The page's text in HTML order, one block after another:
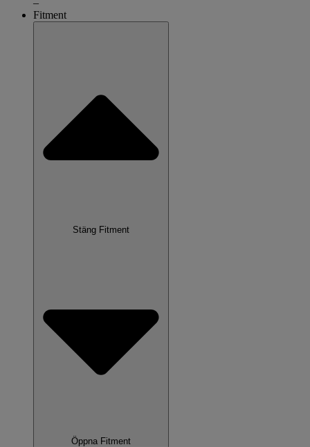
Fitment
Stäng Fitment
Öppna Fitment